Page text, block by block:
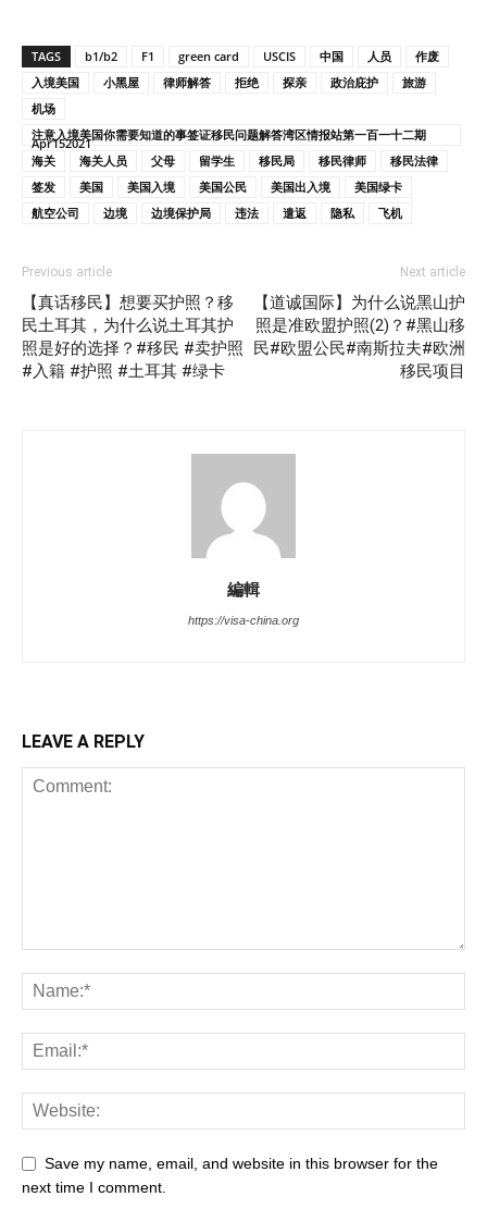
TAGS b1/b2 F1 green card USCIS 中国 人员
作废
入境美国
小黑屋 律师解答 拒绝 探亲 政治庇护
旅游
机场
注意入境美国你需要知道的事签证移民问题解答湾区情报站第一百一十二期
Apr152021
海关
海关人员 父母 留学生 移民局 移民律师
移民法律
签发
美国 美国入境 美国公民 美国出入境
美国绿卡
航空公司
边境 边境保护局 违法 遣返 隐私 飞机
Previous article
【真话移民】想要买护照？移
民土耳其，为什么说土耳其护
照是好的选择？#移民 #卖护照
#入籍 #护照 #土耳其 #绿卡
Next article
【道诚国际】为什么说黑山护
照是准欧盟护照(2)？#黑山移
民#欧盟公民#南斯拉夫#欧洲
移民项目
編輯
https://visa-china.org
LEAVE A REPLY
Save my name, email, and website in this browser for the
next time I comment.